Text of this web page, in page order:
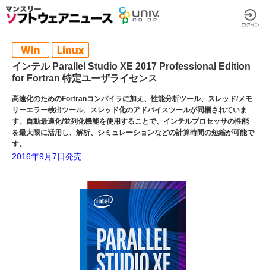
インテル Parallel Studio XE 2017 Professional Edition
for Fortran 特定ユーザライセンス
高速化のためのFortranコンパイラに加え、性能分析ツール、スレッド/メモ
リーエラー検出ツール、スレッド化のアドバイスツールが同梱されていま
す。自動最適化/並列化機能を使用することで、インテルプロセッサの性能
を最大限に活用し、解析、シミュレーションなどの計算時間の短縮が可能で
す。
2016年9月7日発売